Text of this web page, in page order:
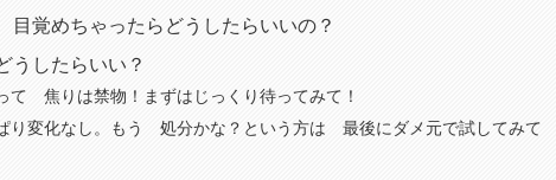
覚めちゃったらどうしたらいいの？
うしたらいい？
て 焦りは禁物！まずはじっくり待ってみて！
り変化なし。もう 処分かな？という方は 最後にダメ元で試してみて